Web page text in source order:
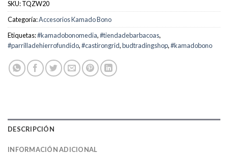
SKU:TQZW20
Categoría:Accesorios Kamado Bono
Etiquetas:#kamadobonomedia,#tiendadebarbacoas,
#parrilladehierrofundido,#castirongrid,budtradingshop,#kamadobono
DESCRIPCIÓN
INFORMACIÓN ADICIONAL